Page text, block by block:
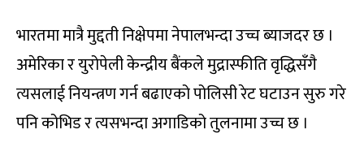
भारतमा मात्रै मुद्दती निक्षेपमा नेपालभन्दा उच्च ब्याजदर छ ।
अमेरिका र युरोपेली केन्द्रीय बैंकले मुद्रास्फीति वृद्धिसँगै
त्यसलाई नियन्त्रण गर्न बढाएको पोलिसी रेट घटाउन सुरु गरे
पनि कोभिड र त्यसभन्दा अगाडिको तुलनामा उच्च छ ।